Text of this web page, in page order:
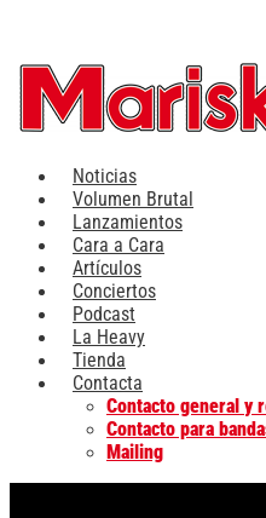
contenido
Noticias
Volumen Brutal
Lanzamientos
Cara a Cara
Artículos
Conciertos
Podcast
La Heavy
Tienda
Contacta
Contacto general y
Contacto para
Mailing